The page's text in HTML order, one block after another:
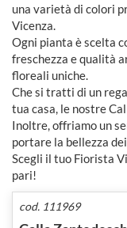
una varietà di colori
Vicenza.
Ogni pianta è scelta
freschezza e qualità
floreali uniche.
Che si tratti di un
tua casa, le nostre
Inoltre, offriamo un
portare la bellezza
Scegli il tuo Fiorista
pari!
cod. 111969